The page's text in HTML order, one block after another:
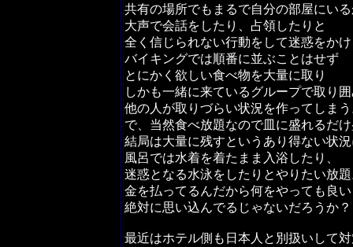
共有の場所でもまるで自分の部屋にい
大声で会話をしたり、占領したりと
全く信じられない行動をして迷惑をか
バイキングでは順番に並ぶことはせず
とにかく欲しい食べ物を大量に取り
しかも一緒に来ているグループで取り
他の人が取りづらい状況を作ってしま
で、当然食べ放題なので皿に盛れるだ
結局は大量に残すというあり得ない状
風呂では水着を着たまま入浴したり、
迷惑となる水泳をしたりとやりたい放
金を払ってるんだから何をやっても良
絶対に思い込んでるじゃないだろうか？
最近はホテル側も日本人と別扱いして